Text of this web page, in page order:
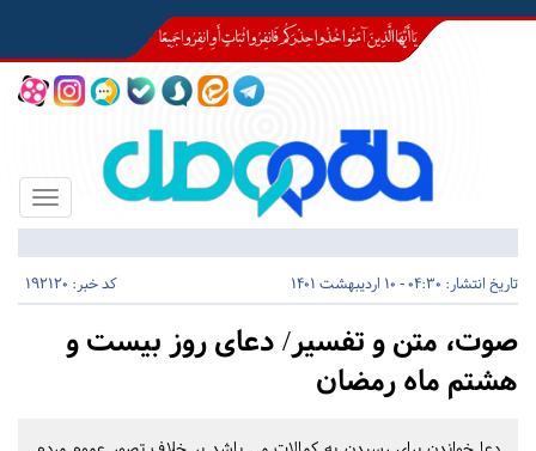
Toggle
تاریخ انتشار: 04:30 - 10 اردیبهشت 1401 کد خبر: 192120
صوت، متن و تفسیر/ دعای روز بیست و
هشتم ماه رمضان